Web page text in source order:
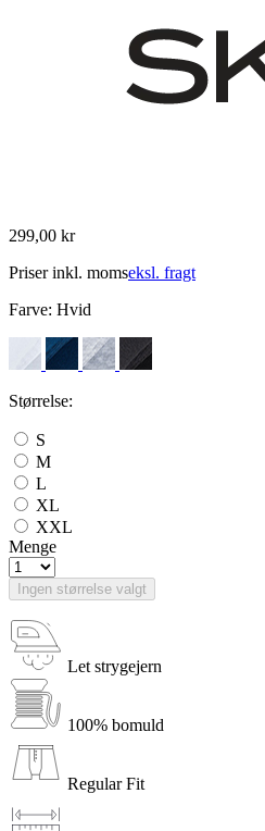
299,00 kr
Priser inkl. momseksl. fragt
Farve: Hvid
Størrelse:
S
M
L
XL
XXL
Menge
Ingen størrelse valgt
Let strygejern
100% bomuld
Regular Fit